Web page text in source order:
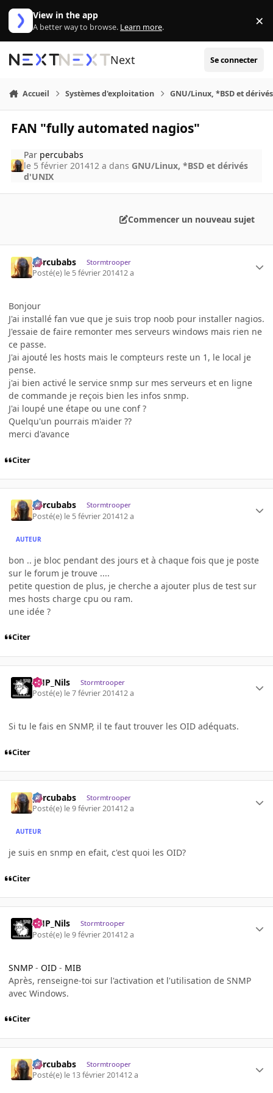
Aller au contenu
View in the app
A better way to browse. Learn more. ×
Next Se connecter
Accueil Systèmes d'exploitation GNU/Linux, *BSD et
FAN "fully automated nagios"
Par percubabs
le 5 février 201412 a dans GNU/Linux, *BSD et dérivés
d'UNIX
Commencer un nouveau sujet
percubabs Stormtrooper
Posté(e) le 5 février 201412 a
Bonjour
J'ai installé fan vue que je suis trop noob pour installer nagios.
J'essaie de faire remonter mes serveurs windows mais rien ne
ce passe.
J'ai ajouté les hosts mais le compteurs reste un 1, le local je
pense.
j'ai bien activé le service snmp sur mes serveurs et en ligne
de commande je reçois bien les infos snmp.
J'ai loupé une étape ou une conf ?
Quelqu'un pourrais m'aider ??
merci d'avance
Citer
percubabs Stormtrooper
Posté(e) le 5 février 201412 a
AUTEUR
bon .. je bloc pendant des jours et à chaque fois que je poste
sur le forum je trouve ....
petite question de plus, je cherche a ajouter plus de test sur
mes hosts charge cpu ou ram.
une idée ?
Citer
AHP_Nils Stormtrooper
Posté(e) le 7 février 201412 a
Si tu le fais en SNMP, il te faut trouver les OID adéquats.
Citer
percubabs Stormtrooper
Posté(e) le 9 février 201412 a
AUTEUR
je suis en snmp en efait, c'est quoi les OID?
Citer
AHP_Nils Stormtrooper
Posté(e) le 9 février 201412 a
SNMP - OID - MIB
Après, renseigne-toi sur l'activation et l'utilisation de SNMP
avec Windows.
Citer
percubabs Stormtrooper
Posté(e) le 13 février 201412 a